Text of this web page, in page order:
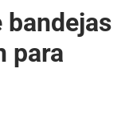
bandejas
para